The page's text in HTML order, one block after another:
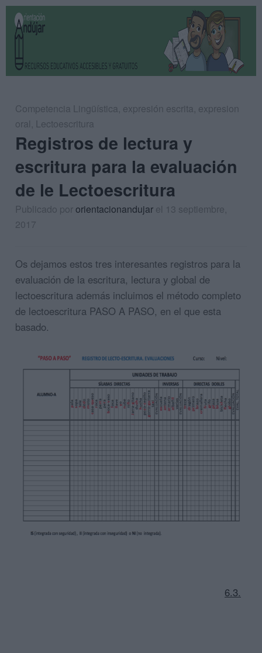
Competencia Lingüística, expresión escrita, expresion
oral, Lectoescritura
Registros de lectura y
escritura para la evaluación
de le Lectoescritura
Publicado pororientacionandujar el 13 septiembre,
2017
Os dejamos estos tres interesantes registros para la
evaluación de la escritura, lectura y global de
lectoescritura además incluimos el método completo
de lectoescritura PASO A PASO, en el que esta
basado.
6.3.